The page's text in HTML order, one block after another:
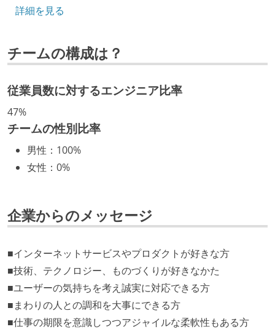
いる
など、キャリア形成を目的とした職域を超えての積極
的な異動が推奨され、実施されている
年収800万円以上のエンジニアに、マネジメントの役
技術カルチャー
CTO またはそれに準じる、技術やワークフローの標準
化を行う役割の人・部門が存在する
最新技術を追いかけるための社内勉強会が定期開催さ
Slack等で、最新技術の良し悪しをメンバーがよく会話
している
開発メンバーの裁量
設計・実装から運用までを同じ開発チームが担い、フ
詳細を見る
チームの構成は？
従業員数に対するエンジニア比率
47%
チームの性別比率
男性 ： 100%
女性 ： 0%
企業からのメッセージ
■インターネットサービスやプロダクトが好きな方
■技術、テクノロジー、ものづくりが好きなかた
■ユーザーの気持ちを考え誠実に対応できる方
■まわりの人との調和を大事にできる方
■仕事の期限を意識しつつアジャイルな柔軟性もある方